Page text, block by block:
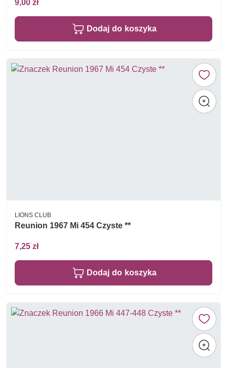
9,00 zł
Dodaj do koszyka
LIONS CLUB
Reunion 1967 Mi 454 Czyste **
7,25 zł
Dodaj do koszyka